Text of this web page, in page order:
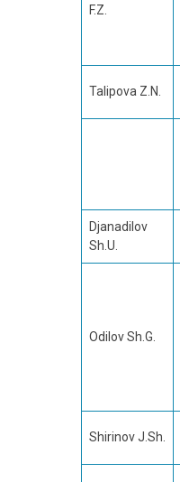
F.Z.
Talipova Z.N.
Djanadilov
Sh.U.
Odilov Sh.G.
Shirinov J.Sh.